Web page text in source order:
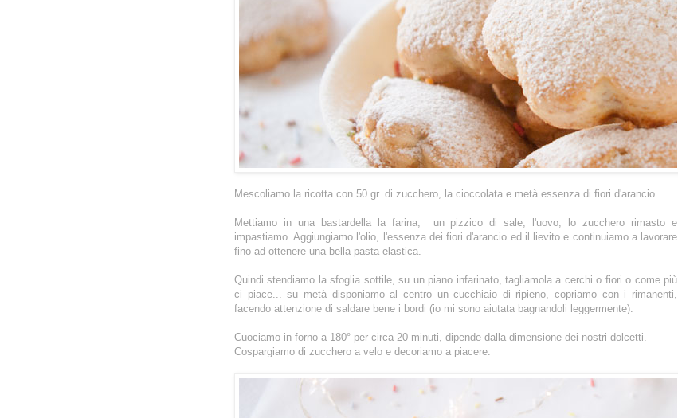
Mescoliamo la ricotta con 50 gr. di zucchero, la cioccolata e metà essenza di fiori d'arancio.
Mettiamo in una bastardella la farina, un pizzico di sale, l'uovo, lo zucchero rimasto e
impastiamo. Aggiungiamo l'olio, l'essenza dei fiori d'arancio ed il lievito e continuiamo a lavorare
fino ad ottenere una bella pasta elastica.
Quindi stendiamo la sfoglia sottile, su un piano infarinato, tagliamola a cerchi o fiori o come più
ci piace... su metà disponiamo al centro un cucchiaio di ripieno, copriamo con i rimanenti,
facendo attenzione di saldare bene i bordi (io mi sono aiutata bagnandoli leggermente).
Cuociamo in forno a 180° per circa 20 minuti, dipende dalla dimensione dei nostri dolcetti.
Cospargiamo di zucchero a velo e decoriamo a piacere.